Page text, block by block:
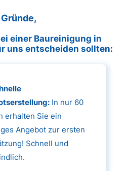
einer Baureinigung in
uns entscheiden sollten:
In nur 60
erhalten Sie ein
Angebot zur ersten
Schnell und